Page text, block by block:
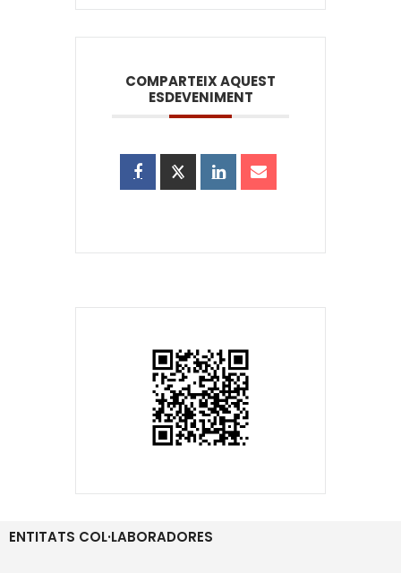
COMPARTEIX AQUEST
ESDEVENIMENT
ENTITATS COL·LABORADORES